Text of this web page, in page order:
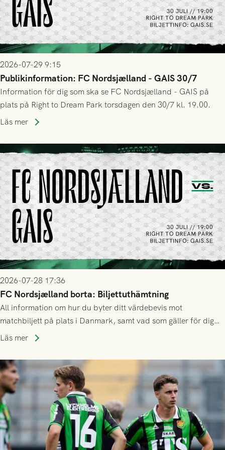
2026-07-29 9:15
Publikinformation: FC Nordsjælland - GAIS 30/7
Information för dig som ska se FC Nordsjælland - GAIS på
plats på Right to Dream Park torsdagen den 30/7 kl. 19.00.
Läs mer
2026-07-28 17:36
FC Nordsjælland borta: Biljettuthämtning
All information om hur du byter ditt värdebevis mot
matchbiljett på plats i Danmark, samt vad som gäller för dig
som står på reservlista eller fått förhinder.
Läs mer